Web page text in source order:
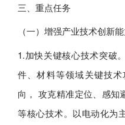
三、重点任务
（一）增强产业技术创新
1.加快关键核心技术突破
件、材料等领域关键技
向， 攻克精准定位、感知
等核心技术。以电动化为